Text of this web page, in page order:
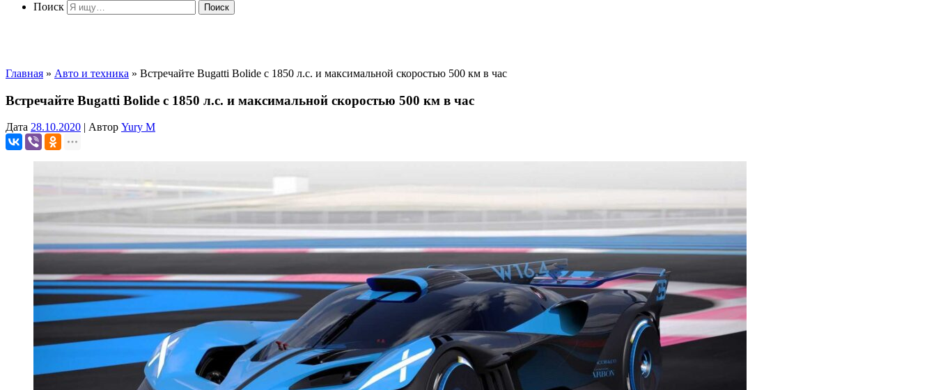
Поиск
Главная » Авто и техника » Встречайте Bugatti Bolide с 1850 л.с. и максимальной скоростью 500 км в час
Встречайте Bugatti Bolide с 1850 л.с. и максимальной скоростью 500 км в час
Дата 28.10.2020 | Автор Yury M